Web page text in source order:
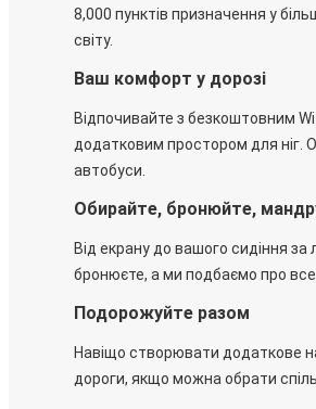
8,000 пунктів призначення у
світу.
Ваш комфорт у дорозі
Відпочивайте з безкоштовним
додатковим простором для ніг.
автобуси.
Обирайте, бронюйте,
Від екрану до вашого сидіння за
бронюєте, а ми подбаємо про все
Подорожуйте разом
Навіщо створювати додаткове
дороги, якщо можна обрати